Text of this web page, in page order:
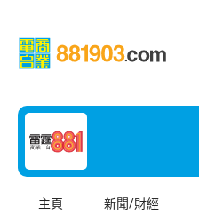
主頁 新聞/財經